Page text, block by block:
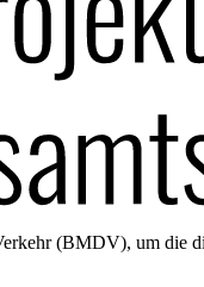
(BMDV), um die